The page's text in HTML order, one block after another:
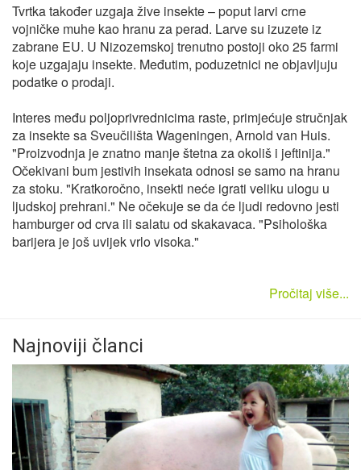
Tvrtka također uzgaja žive insekte – poput larvi crne
vojničke muhe kao hranu za perad. Larve su izuzete iz
zabrane EU. U Nizozemskoj trenutno postoji oko 25 farmi
koje uzgajaju insekte. Međutim, poduzetnici ne objavljuju
podatke o prodaji.
Interes među poljoprivrednicima raste, primjećuje stručnjak
za insekte sa Sveučilišta Wageningen, Arnold van Huis.
"Proizvodnja je znatno manje štetna za okoliš i jeftinija."
Očekivani bum jestivih insekata odnosi se samo na hranu
za stoku. "Kratkoročno, insekti neće igrati veliku ulogu u
ljudskoj prehrani." Ne očekuje se da će ljudi redovno jesti
hamburger od crva ili salatu od skakavaca. "Psihološka
barijera je još uvijek vrlo visoka."
Pročitaj više...
Najnoviji članci